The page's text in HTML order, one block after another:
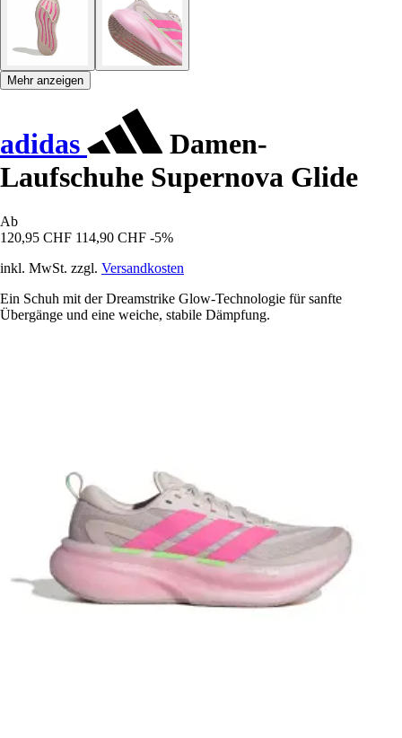
Mehr anzeigen
adidas
Damen-
Laufschuhe Supernova Glide
Ab
120,95 CHF 114,90 CHF -5%
inkl. MwSt. zzgl. Versandkosten
Ein Schuh mit der Dreamstrike Glow-Technologie für sanfte
Übergänge und eine weiche, stabile Dämpfung.